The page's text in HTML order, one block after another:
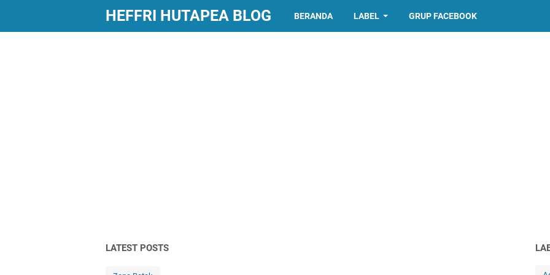
HEFFRI HUTAPEA BLOG BERANDA LABEL GRUP FACEBOOK
LATEST POSTS